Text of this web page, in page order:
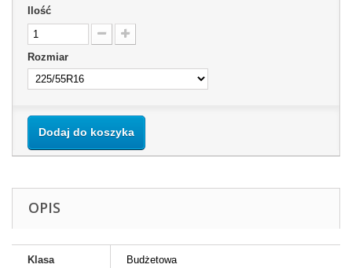
Ilość
Rozmiar
Dodaj do koszyka
OPIS
Klasa Budżetowa